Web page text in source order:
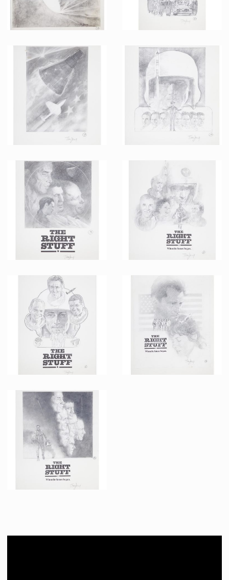
Dessin Original d'un Projet d'Affiche 9 de l'Étoffe des Héros par Tom Jung
Fait pour la promotion
Dessin Original d'un Projet d'Affiche 8 de l'Étoffe des Héros par Tom Jung
Fait pour la promotion
Dessin Original d'un Projet d'Affiche 7 de l'Étoffe des Héros par Tom Jung
Fait pour la promotion
Dessin Original d'un Projet d'Affiche 6 de l'Étoffe des Héros par Tom Jung
Fait pour la promotion
Dessin Original d'un Projet d'Affiche 5 de l'Étoffe des Héros par Tom Jung
Fait pour la promotion
Dessin Original d'un Projet d'Affiche 4 de l'Étoffe des Héros par Tom Jung
Fait pour la promotion
Dessin Original d'un Projet d'Affiche 3 de l'Étoffe des Héros par Tom Jung
Fait pour la promotion
Dessin Original d'un Projet d'Affiche 1 de l'Étoffe des Héros par Tom Jung